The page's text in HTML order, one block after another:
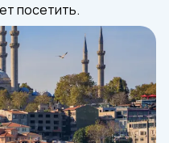
посетить.